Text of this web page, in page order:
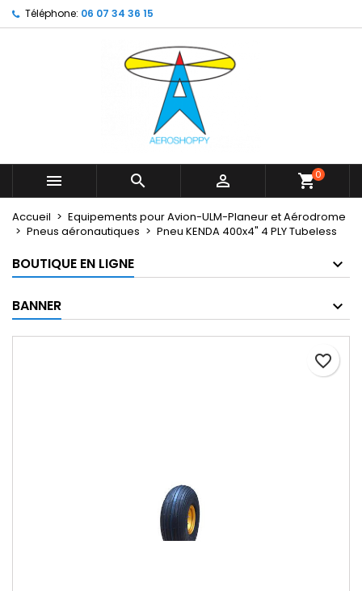
Téléphone: 06 07 34 36 15
   shopping_cart0
Accueil
Equipements pour Avion-ULM-Planeur et Aérodrome
Pneus aéronautiques
Pneu KENDA 400x4" 4 PLY Tubeless
BOUTIQUE EN LIGNE
BANNER
favorite_border
My wishlists ×
Create new list
Créer une liste d'envies ×
Nom de la liste d'envies
Connexion ×
Vous devez être connecté pour ajouter des produits
Annuler